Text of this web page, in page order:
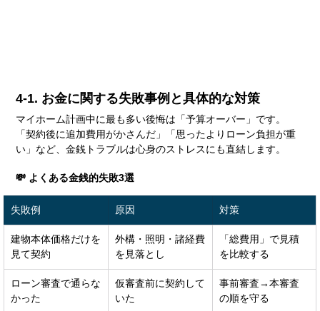
4-1. お金に関する失敗事例と具体的な対策
マイホーム計画中に最も多い後悔は「予算オーバー」です。
「契約後に追加費用がかさんだ」「思ったよりローン負担が重
い」など、金銭トラブルは心身のストレスにも直結します。
💸 よくある金銭的失敗3選
失敗例 原因 対策
建物本体価格だけを
見て契約
外構・照明・諸経費
を見落とし
「総費用」で見積
を比較する
ローン審査で通らな
かった
仮審査前に契約して
いた
事前審査→本審査
の順を守る